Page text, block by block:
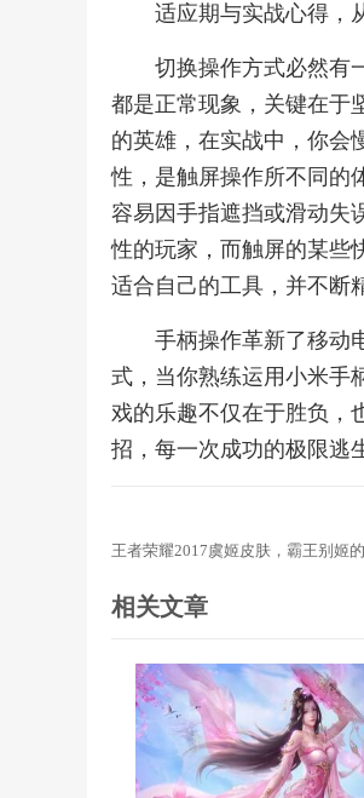
适应期与实战心得，
切换操作方式必然有
都是正常现象，关键在于
的英雄，在实战中，你会
性，是触屏操作所不同的
容易因手指遮挡或滑动失
性的玩家，而触屏的某些
适合自己的工具，并不断
手柄操作革新了移动
式，当你熟练运用小米手
戏的乐趣不仅在于胜负，
招，每一次成功的极限逃
王者荣耀2017虞姬皮肤，霸王别姬
相关文章